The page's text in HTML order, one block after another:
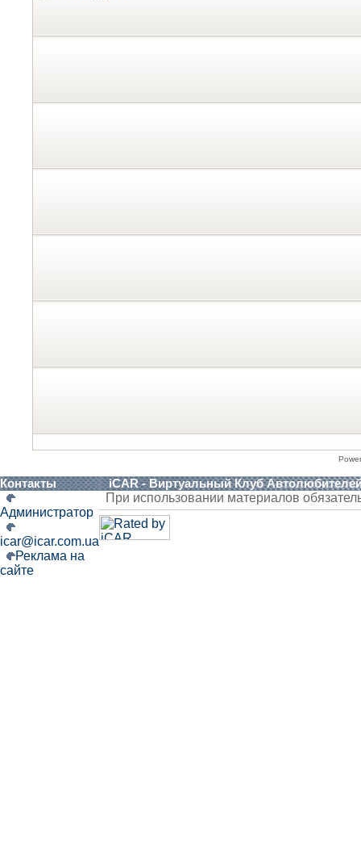
Контакты iCAR - Виртуальный Клуб
Администратор
icar@icar.com.ua
Реклама на
сайте
При использовании материалов